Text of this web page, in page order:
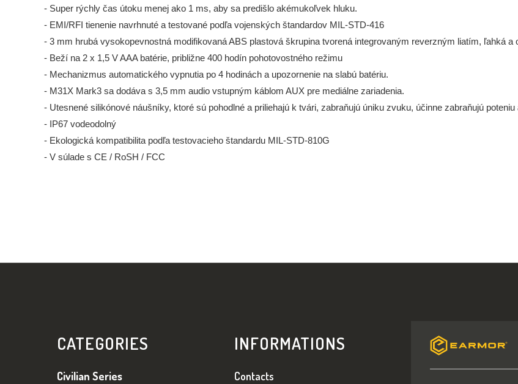
- Super rýchly čas útoku menej ako 1 ms, aby sa predišlo akémukoľvek hluku.
- EMI/RFI tienenie navrhnuté a testované podľa vojenských štandardov MIL-STD-416
- 3 mm hrubá vysokopevnostná modifikovaná ABS plastová škrupina tvorená integrovaným reverzným liatím, ľahká a
- Beží na 2 x 1,5 V AAA batérie, približne 400 hodín pohotovostného režimu
- Mechanizmus automatického vypnutia po 4 hodinách a upozornenie na slabú batériu.
- M31X Mark3 sa dodáva s 3,5 mm audio vstupným káblom AUX pre mediálne zariadenia.
- Utesnené silikónové náušníky, ktoré sú pohodlné a priliehajú k tvári, zabraňujú úniku zvuku, účinne zabraňujú
- IP67 vodeodolný
- Ekologická kompatibilita podľa testovacieho štandardu MIL-STD-810G
- V súlade s CE / RoSH / FCC
CATEGORIES
Civilian Series
INFORMATIONS
Contacts